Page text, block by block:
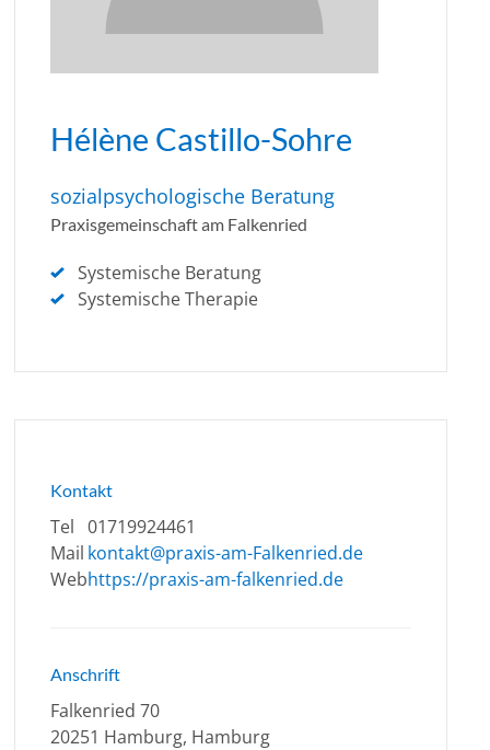
Hélène Castillo-Sohre
sozialpsychologische Beratung
Praxisgemeinschaft am Falkenried
Systemische Beratung
Systemische Therapie
Kontakt
Tel 01719924461
Mail kontakt@praxis-am-Falkenried.de
Webhttps://praxis-am-falkenried.de
Anschrift
Falkenried 70
20251 Hamburg, Hamburg